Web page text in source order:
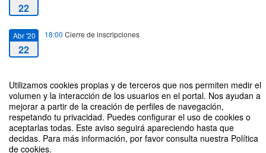
Utilizamos cookies propias y de terceros que nos permiten medir el
volumen y la interacción de los usuarios en el portal. Nos ayudan a
mejorar a partir de la creación de perfiles de navegación,
respetando tu privacidad. Puedes configurar el uso de cookies o
aceptarlas todas. Este aviso seguirá apareciendo hasta que
decidas. Para más información, por favor consulta nuestra Política
de cookies.
22
Abr '20
22
18:00 Cierre de inscripciones
22